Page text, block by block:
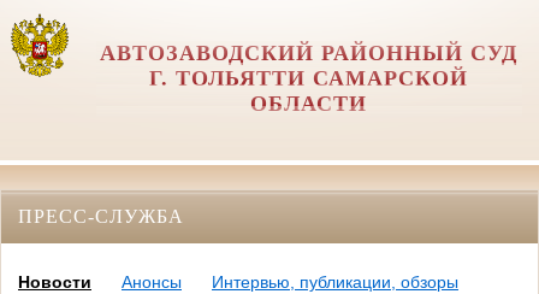
АВТОЗАВОДСКИЙ РАЙОННЫЙ СУД
Г. ТОЛЬЯТТИ САМАРСКОЙ
ОБЛАСТИ
ПРЕСС-СЛУЖБА
Новости Анонсы
Интервью, публикации, обзоры